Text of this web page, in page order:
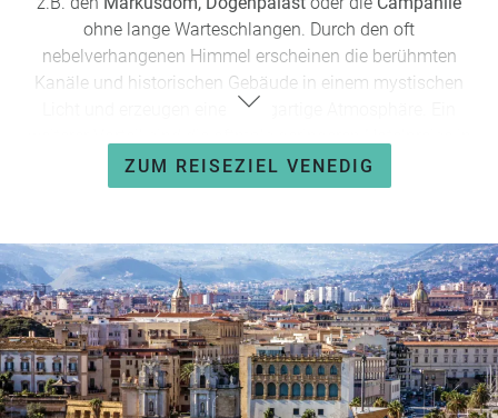
ohne lange Warteschlangen. Durch den oft
nebelverhangenen Himmel erscheinen die berühmten
Kanäle und historischen Gebäude in einem mystischen
Licht und erzeugen eine einzigartige Atmosphäre. Ein
der Nebensaison. Schlendern Sie durch die auf mehr als
hundert Inseln gelegene Stadt ohne Menschenmassen und
wunderschönen Plätze und Monumente der Stadt in einem
ganz eigenen Tempo. Im November kann es auch immer
wieder zu hohen Wasserständen kommen, bei dem Teile
der Stadt überschwemmt werden. Das faszinierende
Phänomen von Aqua Alta verwandelt dann die Stadt der
Kanäle und Brücken zu einem magischen Ort. Da Venedig
bereits gut darauf vorbereitet ist, bleiben Sie durch die
ZUM REISEZIEL VENEDIG